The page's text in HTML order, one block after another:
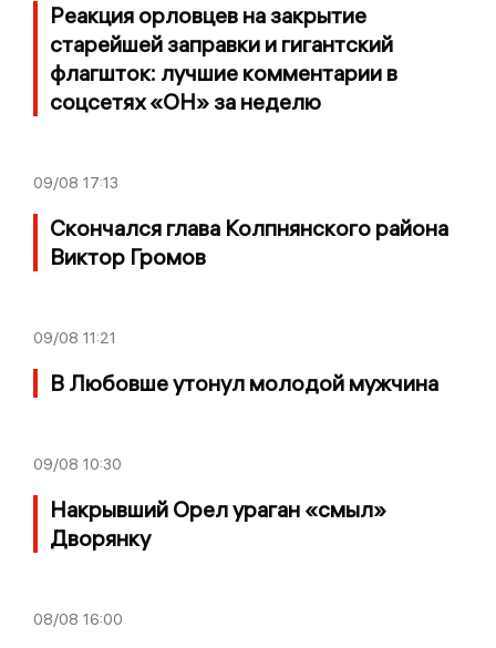
Реакция орловцев на закрытие
старейшей заправки и гигантский
флагшток: лучшие комментарии в
соцсетях «ОН» за неделю
09/08 17:13
Скончался глава Колпнянского района
Виктор Громов
09/08 11:21
В Любовше утонул молодой мужчина
09/08 10:30
Накрывший Орел ураган «смыл»
Дворянку
08/08 16:00